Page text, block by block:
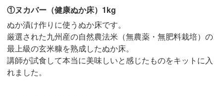
①ヌカバー（健康ぬか床）1kg
ぬか漬け作りに使うぬか床です。
厳選された九州産の自然農法米（無農薬・無肥料栽培）の
最上級の玄米糠を熟成したぬか床。
講師が試食して本当に美味しいと感じたものをキットに入
れました。